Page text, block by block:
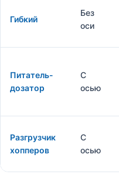
Гибкий
Без
оси
Питатель-
дозатор
С
осью
Разгрузчик
хопперов
С
осью